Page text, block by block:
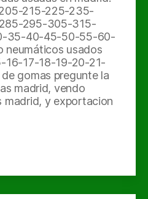
215-225-235-
295-305-315-
35-40-45-50-55-60-
usados
16-17-18-19-20-21-
gomas pregunte la
madrid, vendo
madrid, y exportacion